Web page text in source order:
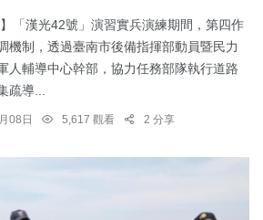
「漢光42號」演習實兵演練期間，第四作
機制，透過臺南市後備指揮部動員暨民力
人輔導中心幹部，協力任務部隊執行道路
疏導...
08日 5,617 觀看 2 分享